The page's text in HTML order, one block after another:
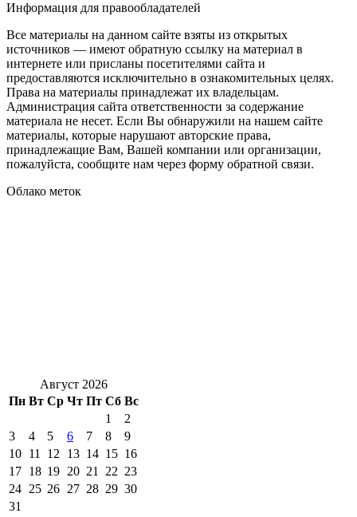
Информация для правообладателей
Все материалы на данном сайте взяты из открытых
источников — имеют обратную ссылку на материал в
интернете или присланы посетителями сайта и
предоставляются исключительно в ознакомительных целях.
Права на материалы принадлежат их владельцам.
Администрация сайта ответственности за содержание
материала не несет. Если Вы обнаружили на нашем сайте
материалы, которые нарушают авторские права,
принадлежащие Вам, Вашей компании или организации,
пожалуйста, сообщите нам через форму обратной связи.
Облако меток
Август 2026
Пн Вт Ср Чт Пт Сб Вс
1
2
3
4 5 6 7 8
9
10 11 12 13 14 15 16
17 18 19 20 21 22 23
24 25 26 27 28 29 30
31